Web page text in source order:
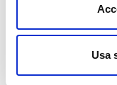
Usa
ideas. It is your
But, I have a